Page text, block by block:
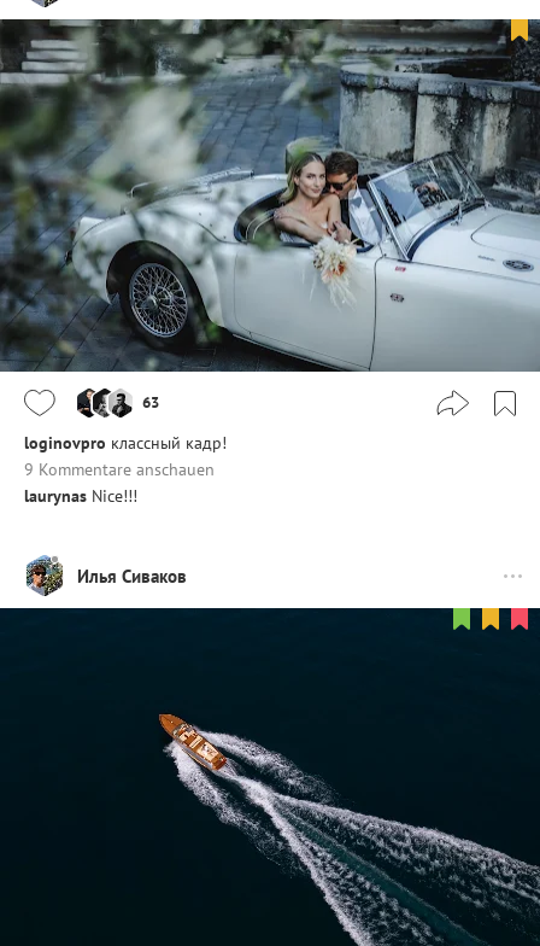
63
loginovpro классный кадр!
9 Kommentare anschauen
laurynas Nice!!!
Илья Сиваков